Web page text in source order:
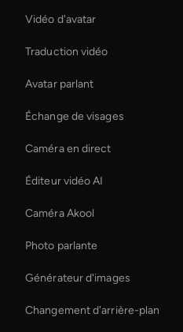
Vidéo d'avatar
Traduction vidéo
Avatar parlant
Échange de visages
Caméra en direct
Éditeur vidéo AI
Caméra Akool
Photo parlante
Générateur d'images
Changement d'arrière-plan